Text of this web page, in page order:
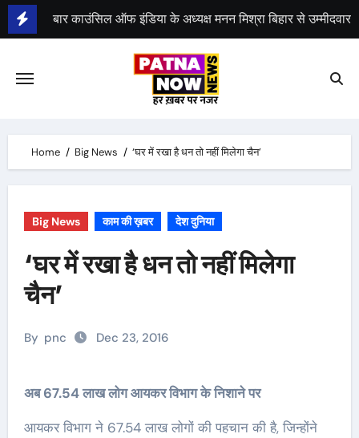
Skip
to
भीम सेना का भारत बंद, राजद का बंद को समर्थन
Home Big News ‘घर में रखा है धन तो नहीं मिलेगा चैन’
Big News काम की ख़बर देश दुनिया
‘घर में रखा है धन तो नहीं मिलेगा
चैन’
By pnc Dec 23, 2016
अब 67.54 लाख लोग आयकर विभाग के निशाने पर
आयकर विभाग ने 67.54 लाख लोगों की पहचान की है, जिन्होंने